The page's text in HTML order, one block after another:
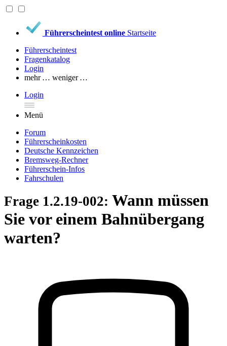
Führerscheintest online Startseite
Führerscheintest
Fragenkatalog
Login
mehr … weniger …
Login
Menü
Forum
Führerscheinkosten
Deutsche Kennzeichen
Bremsweg-Rechner
Führerschein-Infos
Fahrschulen
Frage 1.2.19-002: Wann müssen
Sie vor einem Bahnübergang
warten?